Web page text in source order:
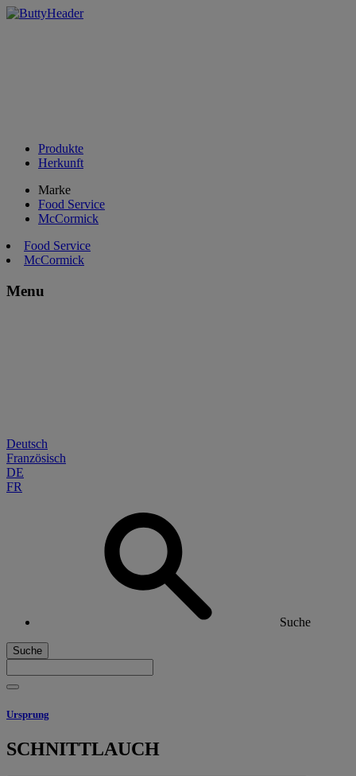
Produkte
Herkunft
Marke
Food Service
McCormick
Food Service
McCormick
Menu
Deutsch
Französisch
DE
FR
Suche
Suche
Ursprung
SCHNITTLAUCH